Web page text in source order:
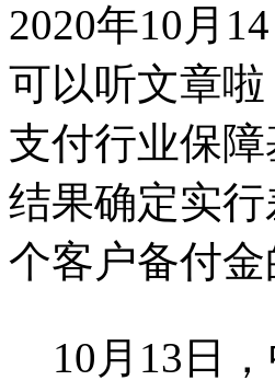
2020年10月
可以听文章啦
支付行业保
结果确定实
个客户备付
10月13日